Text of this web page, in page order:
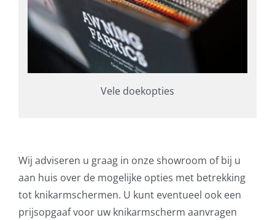
Vele doekopties
Wij adviseren u graag in onze showroom of bij u
aan huis over de mogelijke opties met betrekking
tot knikarmschermen. U kunt eventueel ook een
prijsopgaaf voor uw knikarmscherm aanvragen